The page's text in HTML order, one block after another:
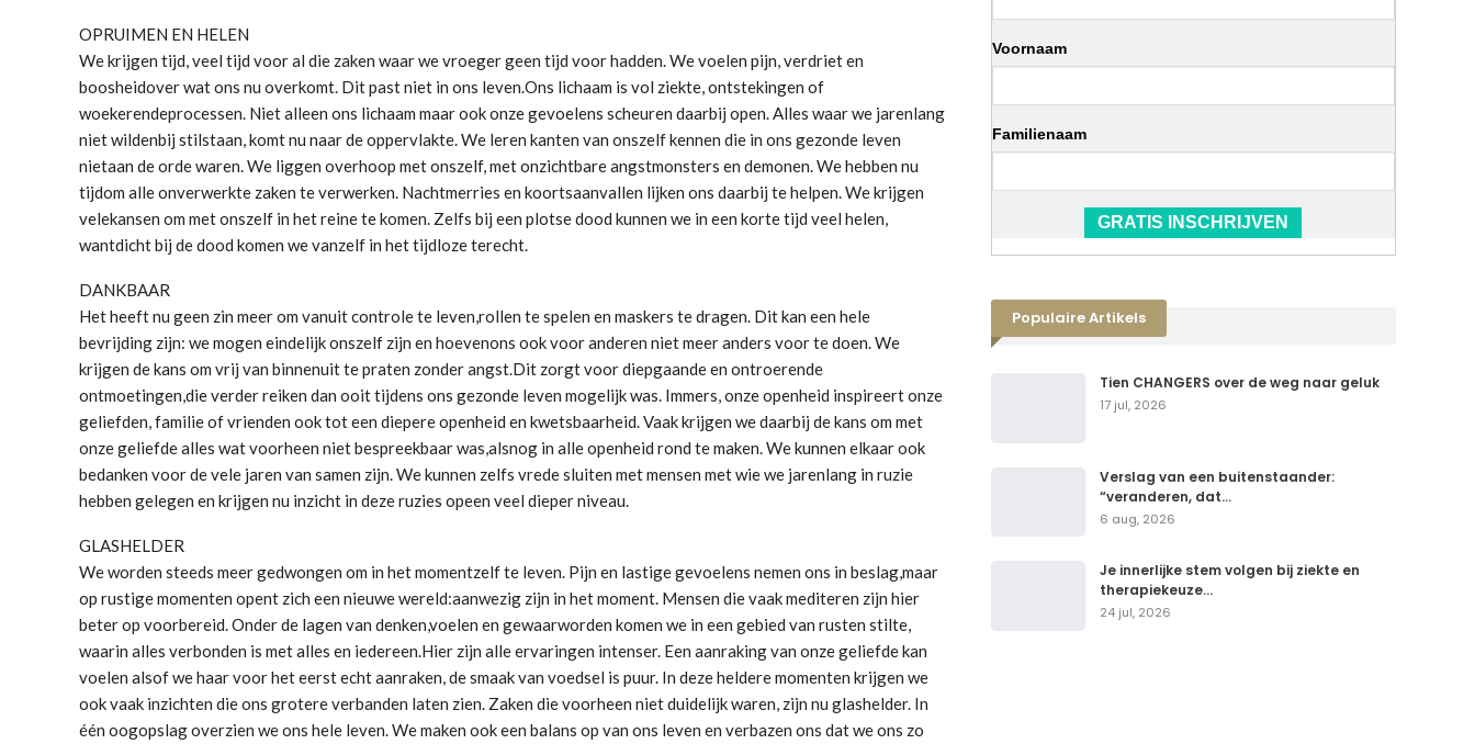
OPRUIMEN EN HELEN
We krijgen tijd, veel tijd voor al die zaken waar we vroeger geen tijd voor hadden. We voelen pijn, verdriet en
boosheidover wat ons nu overkomt. Dit past niet in ons leven.Ons lichaam is vol ziekte, ontstekingen of
woekerendeprocessen. Niet alleen ons lichaam maar ook onze gevoelens scheuren daarbij open. Alles waar we jarenlang
niet wildenbij stilstaan, komt nu naar de oppervlakte. We leren kanten van onszelf kennen die in ons gezonde leven
nietaan de orde waren. We liggen overhoop met onszelf, met onzichtbare angstmonsters en demonen. We hebben nu
tijdom alle onverwerkte zaken te verwerken. Nachtmerries en koortsaanvallen lijken ons daarbij te helpen. We krijgen
velekansen om met onszelf in het reine te komen. Zelfs bij een plotse dood kunnen we in een korte tijd veel helen,
wantdicht bij de dood komen we vanzelf in het tijdloze terecht.
DANKBAAR
Het heeft nu geen zin meer om vanuit controle te leven,rollen te spelen en maskers te dragen. Dit kan een hele
bevrijding zijn: we mogen eindelijk onszelf zijn en hoevenons ook voor anderen niet meer anders voor te doen. We
krijgen de kans om vrij van binnenuit te praten zonder angst.Dit zorgt voor diepgaande en ontroerende
ontmoetingen,die verder reiken dan ooit tijdens ons gezonde leven mogelijk was. Immers, onze openheid inspireert onze
geliefden, familie of vrienden ook tot een diepere openheid en kwetsbaarheid. Vaak krijgen we daarbij de kans om met
onze geliefde alles wat voorheen niet bespreekbaar was,alsnog in alle openheid rond te maken. We kunnen elkaar ook
bedanken voor de vele jaren van samen zijn. We kunnen zelfs vrede sluiten met mensen met wie we jarenlang in ruzie
hebben gelegen en krijgen nu inzicht in deze ruzies opeen veel dieper niveau.
GLASHELDER
We worden steeds meer gedwongen om in het momentzelf te leven. Pijn en lastige gevoelens nemen ons in beslag,maar
op rustige momenten opent zich een nieuwe wereld:aanwezig zijn in het moment. Mensen die vaak mediteren zijn hier
beter op voorbereid. Onder de lagen van denken,voelen en gewaarworden komen we in een gebied van rusten stilte,
waarin alles verbonden is met alles en iedereen.Hier zijn alle ervaringen intenser. Een aanraking van onze geliefde kan
voelen alsof we haar voor het eerst echt aanraken, de smaak van voedsel is puur. In deze heldere momenten krijgen we
ook vaak inzichten die ons grotere verbanden laten zien. Zaken die voorheen niet duidelijk waren, zijn nu glashelder. In
één oogopslag overzien we ons hele leven. We maken ook een balans op van ons leven en verbazen ons dat we ons zo
Voornaam
Familienaam
GRATIS INSCHRIJVEN
Populaire Artikels
Tien CHANGERS over de weg naar geluk
17 jul, 2026
Verslag van een buitenstaander:
“veranderen, dat…
6 aug, 2026
Je innerlijke stem volgen bij ziekte en
therapiekeuze…
24 jul, 2026